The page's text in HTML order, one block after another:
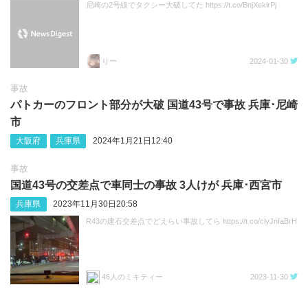
尼崎の2号線でタクシー大破してた https://t.co/BnjXeklrPj
りー 2024-01-30
事故
パトカーのフロント部分が大破 国道43号で事故 兵庫･尼崎
市
大阪府 兵庫県 2024年1月21日12:40
事故
国道43号の交差点で車同士の事故 3人けが 兵庫･西宮市
兵庫県 2023年11月30日20:58
R43の建石交差点でどえらい事故してら https://t.co/clyJnfaBrH
46人のミキティー 2023-11-30